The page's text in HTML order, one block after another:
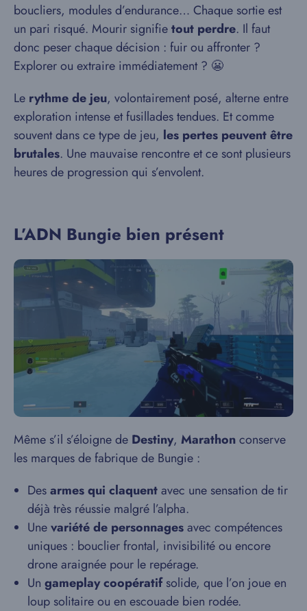
boucliers, modules d’endurance… Chaque sortie est
un pari risqué. Mourir signifietout perdre. Il faut
donc peser chaque décision : fuir ou affronter ?
Explorer ou extraire immédiatement ? 😬
Le rythme de jeu, volontairement posé, alterne entre
exploration intense et fusillades tendues. Et comme
souvent dans ce type de jeu, les pertes peuvent être
brutales. Une mauvaise rencontre et ce sont plusieurs
heures de progression qui s’envolent.
L’ADN Bungie bien présent
Même s’il s’éloigne de Destiny, Marathonconserve
les marques de fabrique de Bungie :
Desarmes qui claquentavec une sensation de tir
déjà très réussie malgré l’alpha.
Unevariété de personnagesavec compétences
uniques : bouclier frontal, invisibilité ou encore
drone araignée pour le repérage.
Un gameplay coopératifsolide, que l’on joue en
loup solitaire ou en escouade bien rodée.